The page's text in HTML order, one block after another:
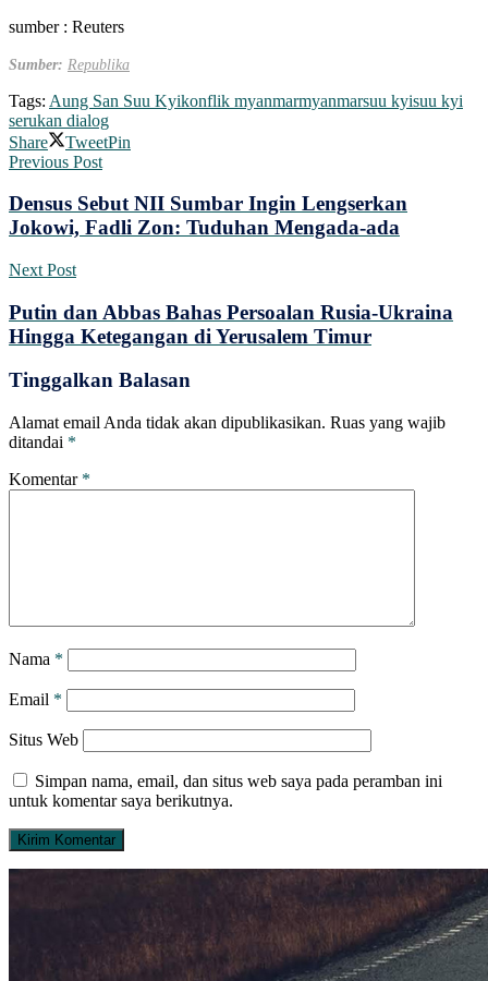
sumber : Reuters
Sumber: Republika
Tags: Aung San Suu Kyikonflik myanmarmyanmarsuu kyisuu kyi
serukan dialog
Share
TweetPin
Previous Post
Densus Sebut NII Sumbar Ingin Lengserkan
Jokowi, Fadli Zon: Tuduhan Mengada-ada
Next Post
Putin dan Abbas Bahas Persoalan Rusia-Ukraina
Hingga Ketegangan di Yerusalem Timur
Tinggalkan Balasan
Alamat email Anda tidak akan dipublikasikan. Ruas yang wajib
ditandai *
Komentar *
Nama *
Email *
Situs Web
Simpan nama, email, dan situs web saya pada peramban ini
untuk komentar saya berikutnya.